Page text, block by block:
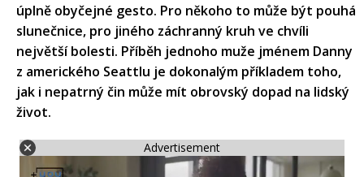
úplně obyčejné gesto. Pro někoho to může být pouhá
slunečnice, pro jiného záchranný kruh ve chvíli
největší bolesti. Příběh jednoho muže jménem Danny
z amerického Seattlu je dokonalým příkladem toho,
jak i nepatrný čin může mít obrovský dopad na lidský
život.
Advertisement